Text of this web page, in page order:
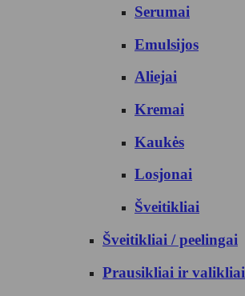
Serumai
Emulsijos
Aliejai
Kremai
Kaukės
Losjonai
Šveitikliai
Šveitikliai / peelingai
Prausikliai ir valikliai